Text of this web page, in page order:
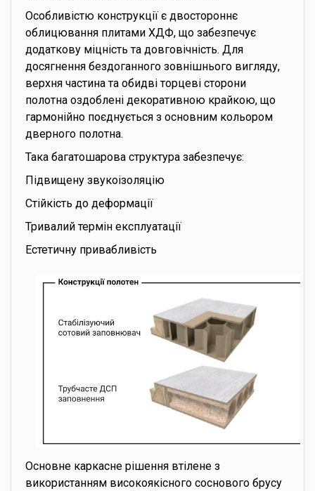
Особливістю конструкції є двостороннє
облицювання плитами ХДФ, що забезпечує
додаткову міцність та довговічність. Для
досягнення бездоганного зовнішнього вигляду,
верхня частина та обидві торцеві сторони
полотна оздоблені декоративною крайкою, що
гармонійно поєднується з основним кольором
дверного полотна.
Така багатошарова структура забезпечує:
Підвищену звукоізоляцію
Стійкість до деформації
Тривалий термін експлуатації
Естетичну привабливість
Основне каркасне рішення втілене з
використанням високоякісного соснового брусу